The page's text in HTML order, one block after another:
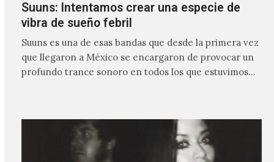
Suuns: Intentamos crear una especie de
vibra de sueño febril
Suuns es una de esas bandas que desde la primera vez
que llegaron a México se encargaron de provocar un
profundo trance sonoro en todos los que estuvimos